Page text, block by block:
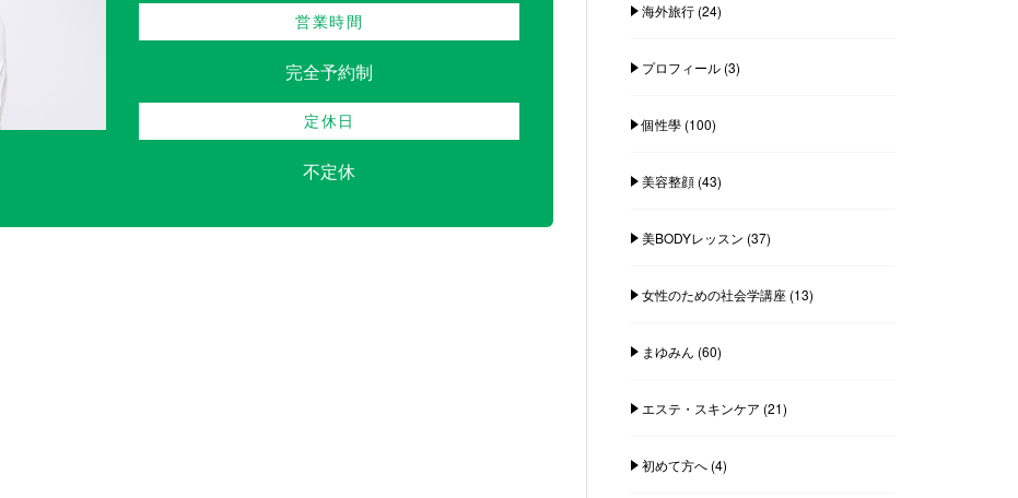
営業時間
完全予約制
定休日
不定休
海外旅行(24)
プロフィール(3)
個性學(100)
美容整顔(43)
美BODYレッスン (37)
女性のための社会学講座(13)
まゆみん (60)
エステ・スキンケア (21)
初めて方へ(4)